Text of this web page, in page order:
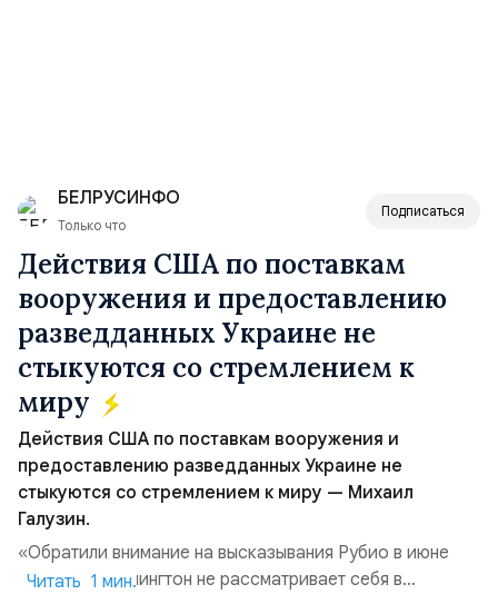
БЕЛРУСИНФО
Только что
Подписаться
Действия США по поставкам
вооружения и предоставлению
разведданных Украине не
стыкуются со стремлением к
миру
Действия США по поставкам вооружения и
предоставлению разведданных Украине не
стыкуются со стремлением к миру — Михаил
Галузин.
«Обратили внимание на высказывания Рубио в июне
о том, что Вашингтон не рассматривает себя в
Читать 1 мин.